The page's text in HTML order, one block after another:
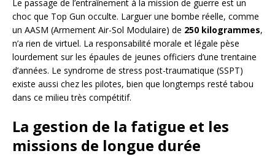
Le passage de l’entraînement à la mission de guerre est un
choc que Top Gun occulte. Larguer une bombe réelle, comme
un AASM (Armement Air-Sol Modulaire) de 250 kilogrammes,
n’a rien de virtuel. La responsabilité morale et légale pèse
lourdement sur les épaules de jeunes officiers d’une trentaine
d’années. Le syndrome de stress post-traumatique (SSPT)
existe aussi chez les pilotes, bien que longtemps resté tabou
dans ce milieu très compétitif.
La gestion de la fatigue et les
missions de longue durée